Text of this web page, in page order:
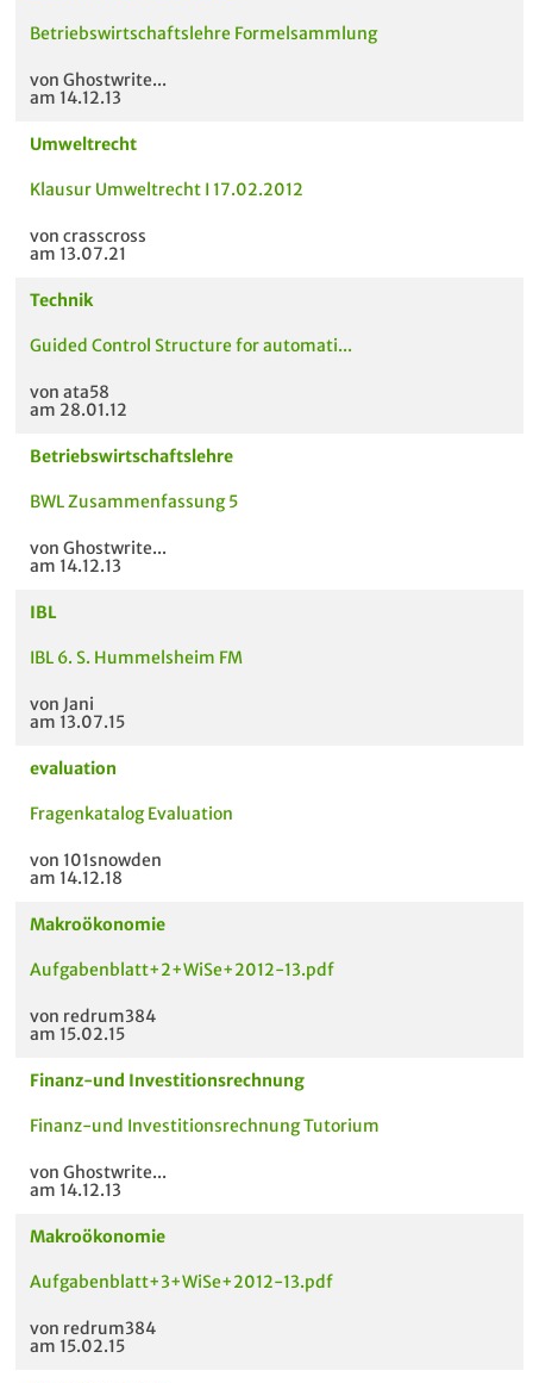
Betriebswirtschaftslehre Formelsammlung
von Ghostwrite...
am 14.12.13
Umweltrecht
Klausur Umweltrecht I 17.02.2012
von crasscross
am 13.07.21
Technik
Guided Control Structure for automati...
von ata58
am 28.01.12
Betriebswirtschaftslehre
BWL Zusammenfassung 5
von Ghostwrite...
am 14.12.13
IBL
IBL 6. S. Hummelsheim FM
von Jani
am 13.07.15
evaluation
Fragenkatalog Evaluation
von 101snowden
am 14.12.18
Makroökonomie
Aufgabenblatt+2+WiSe+2012-13.pdf
von redrum384
am 15.02.15
Finanz-und Investitionsrechnung
Finanz-und Investitionsrechnung Tutorium
von Ghostwrite...
am 14.12.13
Makroökonomie
Aufgabenblatt+3+WiSe+2012-13.pdf
von redrum384
am 15.02.15